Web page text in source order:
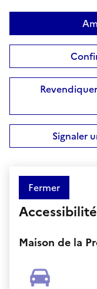
Signaler
Fermer
Accessibilité
Maison de la